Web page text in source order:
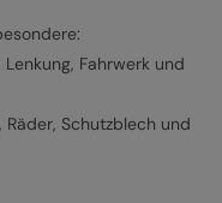
Fahrwerk und
Räder, Schutzblech und